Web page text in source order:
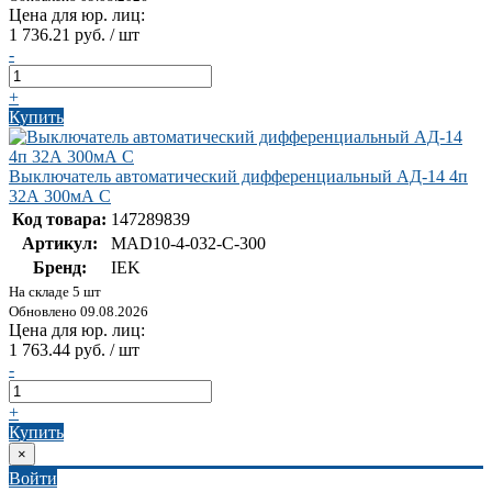
Цена для юр. лиц:
1 736.21 руб. / шт
-
+
Купить
Выключатель автоматический дифференциальный АД-14 4п
32А 300мА С
Код товара: 147289839
Артикул:
MAD10-4-032-C-300
Бренд:
IEK
На складе 5 шт
Обновлено 09.08.2026
Цена для юр. лиц:
1 763.44 руб. / шт
-
+
Купить
×
Войти